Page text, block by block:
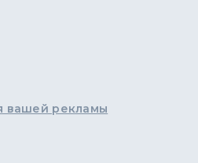
вашей рекламы